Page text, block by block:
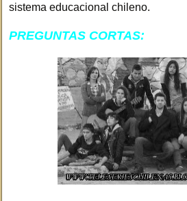
sistema educacional chileno.
PREGUNTAS CORTAS: